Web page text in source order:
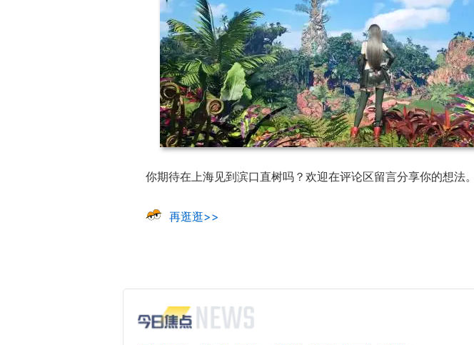
你期待在上海见到滨口直树吗？欢迎在评论区留言分享你的想法。
再逛逛>>